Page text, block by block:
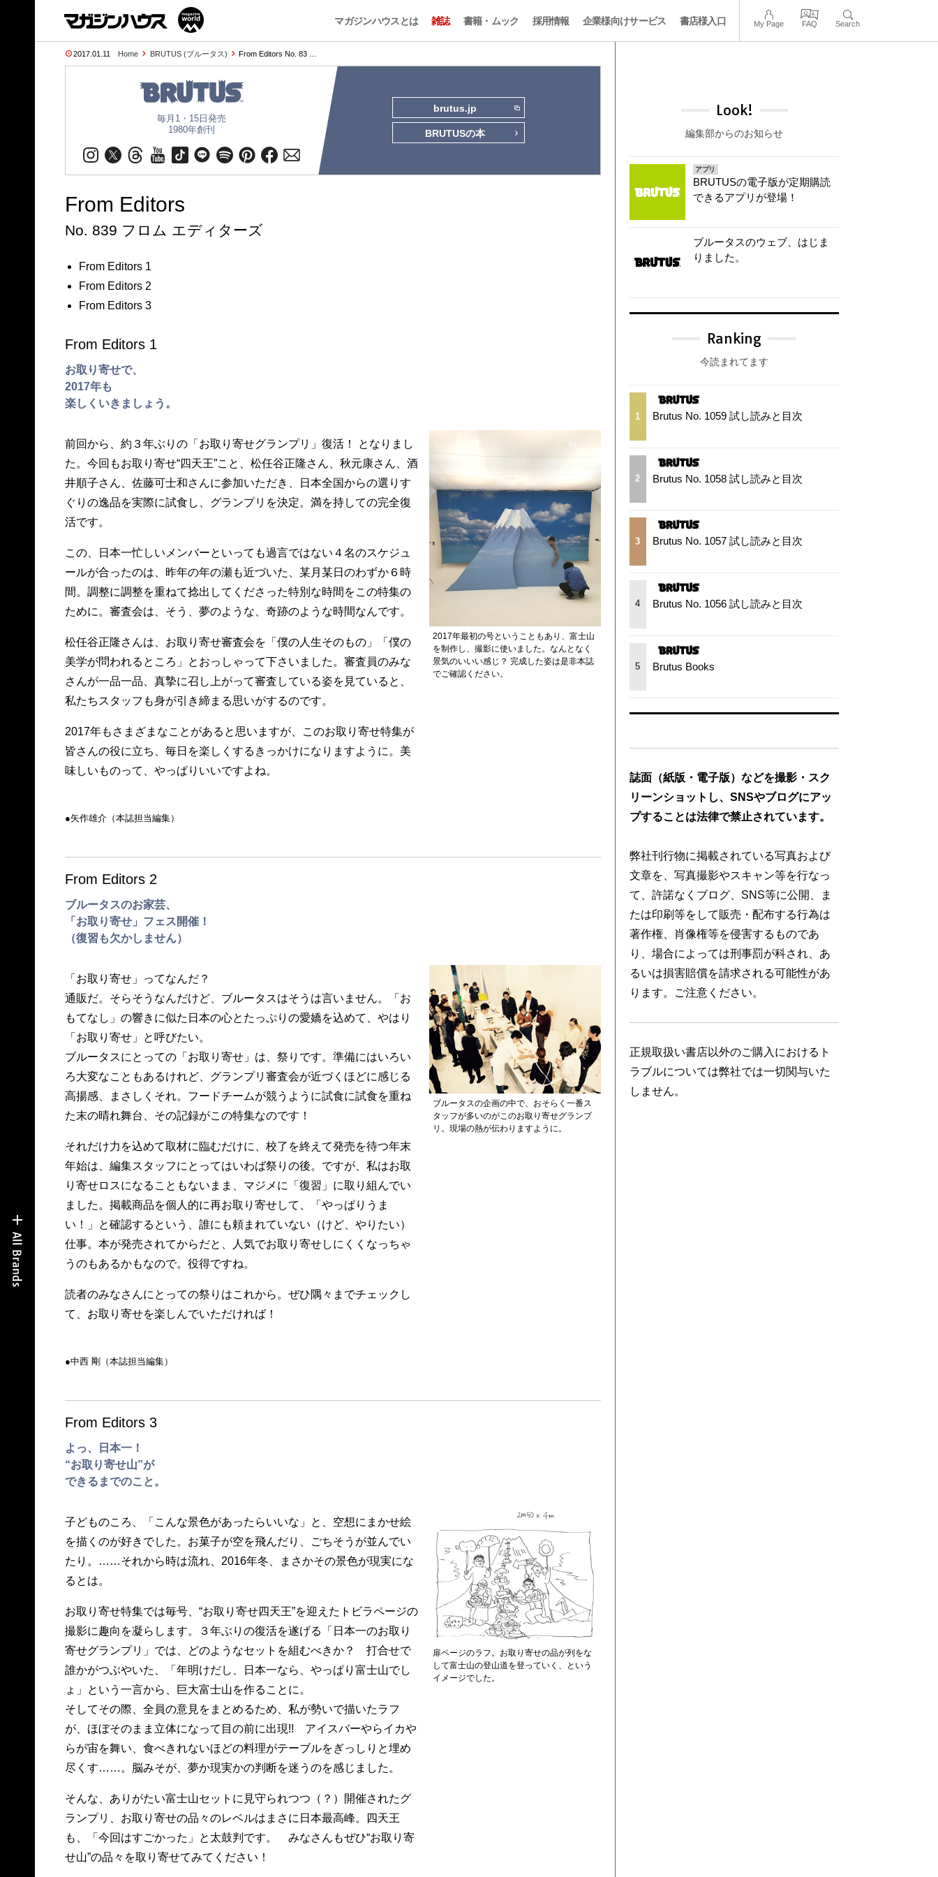
マガジンハウスとは 雑誌 書籍・ムック 採用情報 企業様向けサービス 書店様入口 My Page FAQ Search
2017.01.11 Home BRUTUS (ブルータス) From Editors No. 83 …
毎月1・15日発売
1980年創刊
brutus.jp
BRUTUSの本
From Editors
No. 839 フロム エディターズ
From Editors 1
From Editors 2
From Editors 3
From Editors 1
お取り寄せで、
2017年も
楽しくいきましょう。
前回から、約３年ぶりの「お取り寄せグランプリ」復活！ となりまし
た。今回もお取り寄せ“四天王”こと、松任谷正隆さん、秋元康さん、酒
井順子さん、佐藤可士和さんに参加いただき、日本全国からの選りす
ぐりの逸品を実際に試食し、グランプリを決定。満を持しての完全復
活です。
この、日本一忙しいメンバーといっても過言ではない４名のスケジュ
ールが合ったのは、昨年の年の瀬も近づいた、某月某日のわずか６時
間。調整に調整を重ねて捻出してくださった特別な時間をこの特集の
ために。審査会は、そう、夢のような、奇跡のような時間なんです。
松任谷正隆さんは、お取り寄せ審査会を「僕の人生そのもの」「僕の
美学が問われるところ」とおっしゃって下さいました。審査員のみな
さんが一品一品、真摯に召し上がって審査している姿を見ていると、
私たちスタッフも身が引き締まる思いがするのです。
2017年もさまざまなことがあると思いますが、このお取り寄せ特集が
皆さんの役に立ち、毎日を楽しくするきっかけになりますように。美
味しいものって、やっぱりいいですよね。
●︎︎矢作雄介（本誌担当編集）
2017年最初の号ということもあり、富士山
を制作し、撮影に使いました。なんとなく
景気のいいい感じ？ 完成した姿は是非本誌
でご確認ください。
From Editors 2
ブルータスのお家芸、
「お取り寄せ」フェス開催！
（復習も欠かしません）
「お取り寄せ」ってなんだ？
通販だ。そらそうなんだけど、ブルータスはそうは言いません。「お
もてなし」の響きに似た日本の心とたっぷりの愛嬌を込めて、やはり
「お取り寄せ」と呼びたい。
ブルータスにとっての「お取り寄せ」は、祭りです。準備にはいろい
ろ大変なこともあるけれど、グランプリ審査会が近づくほどに感じる
高揚感、まさしくそれ。フードチームが競うように試食に試食を重ね
た末の晴れ舞台、その記録がこの特集なのです！
それだけ力を込めて取材に臨むだけに、校了を終えて発売を待つ年末
年始は、編集スタッフにとってはいわば祭りの後。ですが、私はお取
り寄せロスになることもないまま、マジメに「復習」に取り組んでい
ました。掲載商品を個人的に再お取り寄せして、「やっぱりうま
い！」と確認するという、誰にも頼まれていない（けど、やりたい）
仕事。本が発売されてからだと、人気でお取り寄せしにくくなっちゃ
うのもあるかもなので。役得ですね。
読者のみなさんにとっての祭りはこれから。ぜひ隅々までチェックし
て、お取り寄せを楽しんでいただければ！
●中西 剛（本誌担当編集）
ブルータスの企画の中で、おそらく一番ス
タッフが多いのがこのお取り寄せグランプ
リ。現場の熱が伝わりますように。
From Editors 3
よっ、日本一！
“お取り寄せ山”が
できるまでのこと。
子どものころ、「こんな景色があったらいいな」と、空想にまかせ絵
を描くのが好きでした。お菓子が空を飛んだり、ごちそうが並んでい
たり。……それから時は流れ、2016年冬、まさかその景色が現実にな
るとは。
お取り寄せ特集では毎号、“お取り寄せ四天王”を迎えたトビラページの
撮影に趣向を凝らします。３年ぶりの復活を遂げる「日本一のお取り
寄せグランプリ」では、どのようなセットを組むべきか？ 打合せで
誰かがつぶやいた、「年明けだし、日本一なら、やっぱり富士山でし
ょ」という一言から、巨大富士山を作ることに。
そしてその際、全員の意見をまとめるため、私が勢いで描いたラフ
が、ほぼそのまま立体になって目の前に出現!! アイスバーやらイカや
らが宙を舞い、食べきれないほどの料理がテーブルをぎっしりと埋め
尽くす……。脳みそが、夢か現実かの判断を迷うのを感じました。
そんな、ありがたい富士山セットに見守られつつ（？）開催されたグ
ランプリ、お取り寄せの品々のレベルはまさに日本最高峰。四天王
も、「今回はすごかった」と太鼓判です。 みなさんもぜひ“お取り寄
せ山”の品々を取り寄せてみてください！
扉ページのラフ。お取り寄せの品が列をな
して富士山の登山道を登っていく、という
イメージでした。
Look!
編集部からのお知らせ
アプリ
BRUTUSの電子版が定期購読
できるアプリが登場！
ブルータスのウェブ、はじま
りました。
Ranking
今読まれてます
1 Brutus No. 1059 試し読みと目次
2 Brutus No. 1058 試し読みと目次
3 Brutus No. 1057 試し読みと目次
4 Brutus No. 1056 試し読みと目次
5 Brutus Books
誌面（紙版・電子版）などを撮影・スク
リーンショットし、SNSやブログにアッ
プすることは法律で禁止されています。
弊社刊行物に掲載されている写真および
文章を、写真撮影やスキャン等を行なっ
て、許諾なくブログ、SNS等に公開、ま
たは印刷等をして販売・配布する行為は
著作権、肖像権等を侵害するものであ
り、場合によっては刑事罰が科され、あ
るいは損害賠償を請求される可能性があ
ります。ご注意ください。
正規取扱い書店以外のご購入におけるト
ラブルについては弊社では一切関与いた
しません。